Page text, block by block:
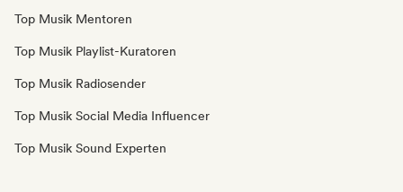
Top Musik Mentoren
Top Musik Playlist-Kuratoren
Top Musik Radiosender
Top Musik Social Media Influencer
Top Musik Sound Experten